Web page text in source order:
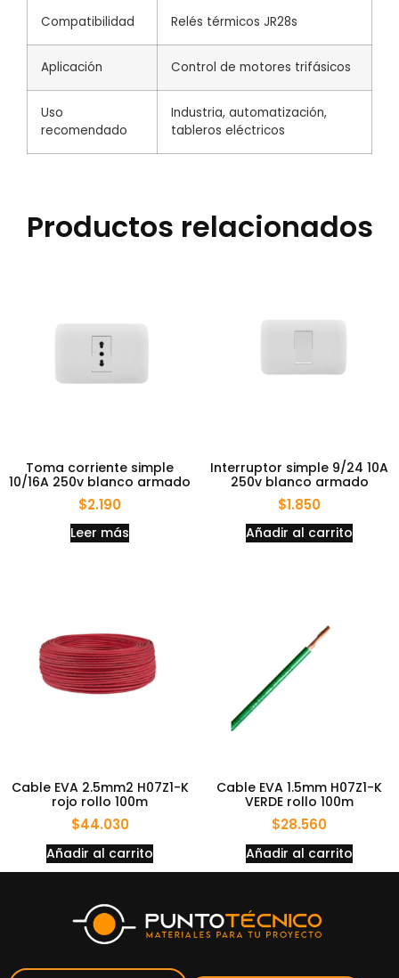
Compatibilidad Relés térmicos JR28s
Aplicación Control de motores trifásicos
Uso
recomendado
Industria, automatización,
tableros eléctricos
Productos relacionados
Toma corriente simple
10/16A 250v blanco armado
$2.190
Leer más
Interruptor simple 9/24 10A
250v blanco armado
$1.850
Añadir al carrito
Cable EVA 2.5mm2 H07Z1-K
rojo rollo 100m
$44.030
Añadir al carrito
Cable EVA 1.5mm H07Z1-K
VERDE rollo 100m
$28.560
Añadir al carrito